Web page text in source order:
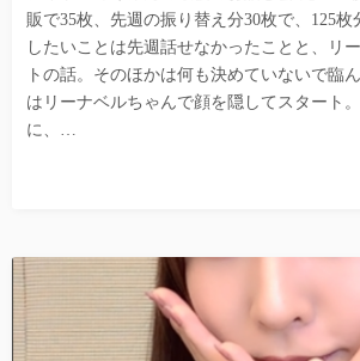
販で35枚、先週の振り替え分30枚で、125
したいことは先週話せなかったことと、リ
トの話。そのほかは何も決めていないで臨
はリーナベルちゃんで顔を隠してスタート
に、…